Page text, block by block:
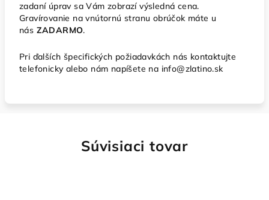
zadaní úprav sa Vám zobrazí výsledná cena.
Gravírovanie na vnútornú stranu obrúčok máte u
nás ZADARMO.
Pri ďalších špecifických požiadavkách nás kontaktujte
telefonicky alebo nám napíšete na info@zlatino.sk
Súvisiaci tovar